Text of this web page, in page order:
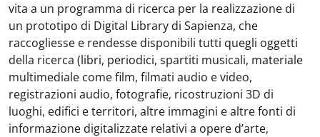
vita a un programma di ricerca per la realizzazione di
un prototipo di Digital Library di Sapienza, che
raccogliesse e rendesse disponibili tutti quegli oggetti
della ricerca (libri, periodici, spartiti musicali, materiale
multimediale come film, filmati audio e video,
registrazioni audio, fotografie, ricostruzioni 3D di
luoghi, edifici e territori, altre immagini e altre fonti di
informazione digitalizzate relativi a opere d’arte,